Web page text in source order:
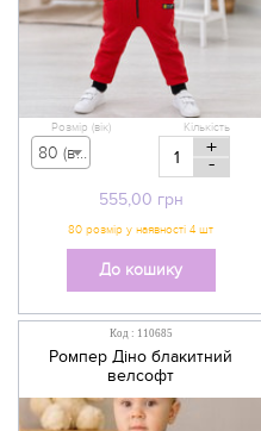
555,00 грн
Розмір (вік)
80 (вік 9-12 міс) - 555,00 грн
Кількість
+
-
До кошику
Код : 110685
Ромпер Діно блакитний
велсофт